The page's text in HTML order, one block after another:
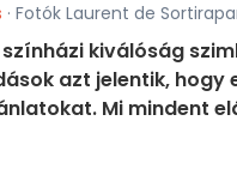
· Fotók Laurent de
kiválóság
azt jelentik,
Mi mindent